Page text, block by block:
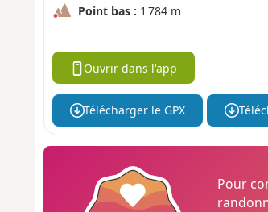
Point bas : 1 784 m
Ouvrir dans l'app
Télécharger le GPX
Pour